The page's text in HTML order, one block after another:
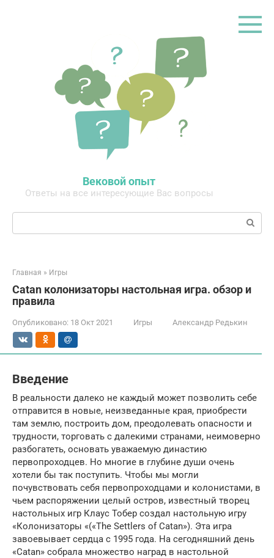
Вековой опыт
Ответы на все интересующие Вас вопросы
Поиск:
Главная » Игры
Сatan колонизаторы настольная игра. обзор и
правила
Опубликовано: 18 Окт 2021 Игры Александр Редькин
Введение
В реальности далеко не каждый может позволить себе
отправится в новые, неизведанные края, приобрести
там землю, построить дом, преодолевать опасности и
трудности, торговать с далекими странами, неимоверно
разбогатеть, основать уважаемую династию
первопроходцев. Но многие в глубине души очень
хотели бы так поступить. Чтобы мы могли
почувствовать себя первопроходцами и колонистами, в
чьем распоряжении целый остров, известный творец
настольных игр Клаус Тобер создал настольную игру
«Колонизаторы «(«The Settlers of Catan»). Эта игра
завоевывает сердца с 1995 года. На сегодняшний день
«Catan» собрала множество наград в настольной